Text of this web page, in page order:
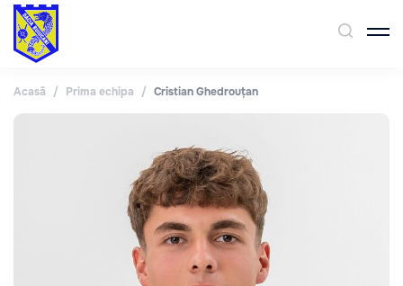
Acasă / Prima echipa / Cristian Ghedrouțan